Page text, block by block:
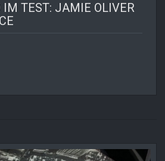
IM TEST: JAMIE OLIVER